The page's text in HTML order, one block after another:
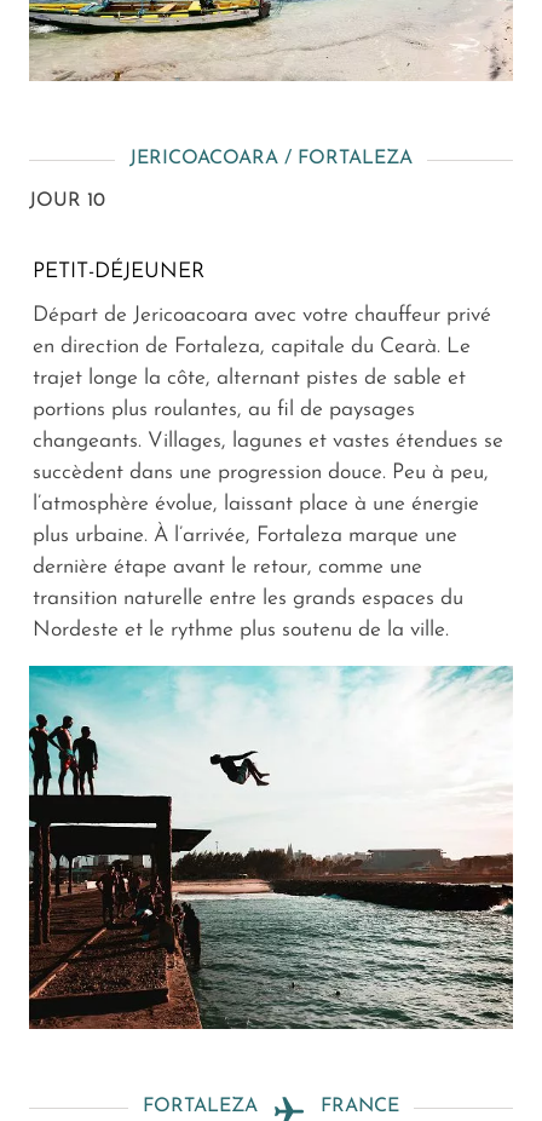
JERICOACOARA / FORTALEZA
JOUR 10
PETIT-DÉJEUNER
Départ de Jericoacoara avec votre chauffeur privé
en direction de Fortaleza, capitale du Cearà. Le
trajet longe la côte, alternant pistes de sable et
portions plus roulantes, au fil de paysages
changeants. Villages, lagunes et vastes étendues se
succèdent dans une progression douce. Peu à peu,
l’atmosphère évolue, laissant place à une énergie
plus urbaine. À l’arrivée, Fortaleza marque une
dernière étape avant le retour, comme une
transition naturelle entre les grands espaces du
Nordeste et le rythme plus soutenu de la ville.
FORTALEZA FRANCE